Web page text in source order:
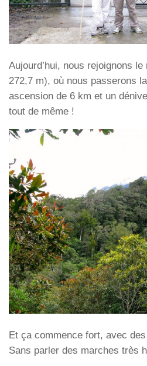
Aujourd’hui, nous rejoignons le
272,7 m), où nous passerons
ascension de 6 km et un
tout de même !
Et ça commence fort, avec
Sans parler des marches très